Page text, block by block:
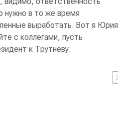
нужно в то же время
выработать. Вот я Юрия
с коллегами, пусть
к Трутневу.